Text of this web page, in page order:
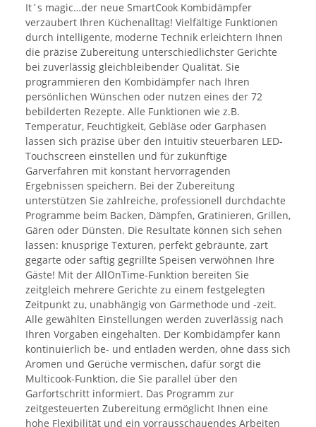
It´s magic…der neue SmartCook Kombidämpfer
verzaubert Ihren Küchenalltag! Vielfältige Funktionen
durch intelligente, moderne Technik erleichtern Ihnen
die präzise Zubereitung unterschiedlichster Gerichte
bei zuverlässig gleichbleibender Qualität. Sie
programmieren den Kombidämpfer nach Ihren
persönlichen Wünschen oder nutzen eines der 72
bebilderten Rezepte. Alle Funktionen wie z.B.
Temperatur, Feuchtigkeit, Gebläse oder Garphasen
lassen sich präzise über den intuitiv steuerbaren LED-
Touchscreen einstellen und für zukünftige
Garverfahren mit konstant hervorragenden
Ergebnissen speichern. Bei der Zubereitung
unterstützen Sie zahlreiche, professionell durchdachte
Programme beim Backen, Dämpfen, Gratinieren, Grillen,
Gären oder Dünsten. Die Resultate können sich sehen
lassen: knusprige Texturen, perfekt gebräunte, zart
gegarte oder saftig gegrillte Speisen verwöhnen Ihre
Gäste! Mit der AllOnTime-Funktion bereiten Sie
zeitgleich mehrere Gerichte zu einem festgelegten
Zeitpunkt zu, unabhängig von Garmethode und -zeit.
Alle gewählten Einstellungen werden zuverlässig nach
Ihren Vorgaben eingehalten. Der Kombidämpfer kann
kontinuierlich be- und entladen werden, ohne dass sich
Aromen und Gerüche vermischen, dafür sorgt die
Multicook-Funktion, die Sie parallel über den
Garfortschritt informiert. Das Programm zur
zeitgesteuerten Zubereitung ermöglicht Ihnen eine
hohe Flexibilität und ein vorrausschauendes Arbeiten